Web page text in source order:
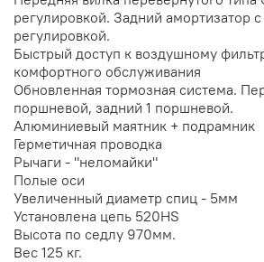
регулировкой. Задний амортизатор
регулировкой.
Быстрый доступ к воздушному
комфортного обслуживания
Обновленная тормозная система.
поршневой, задний 1 поршневой.
Алюминиевый маятник + подрамник
Герметичная проводка
Рычаги - "неломайки"
Полые оси
Увеличенный диаметр спиц - 5мм
Установлена цепь 520HS
Высота по седлу 970мм.
Вес 125 кг.